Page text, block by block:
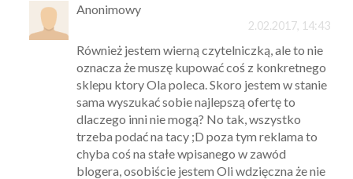
Anonimowy
2.02.2017, 14:43
Również jestem wierną czytelniczką, ale to nie
oznacza że muszę kupować coś z konkretnego
sklepu ktory Ola poleca. Skoro jestem w stanie
sama wyszukać sobie najlepszą ofertę to
dlaczego inni nie mogą? No tak, wszystko
trzeba podać na tacy ;D poza tym reklama to
chyba coś na stałe wpisanego w zawód
blogera, osobiście jestem Oli wdzięczna że nie